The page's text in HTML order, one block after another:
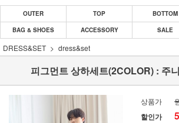
OUTER TOP BOTTOM
BAG & SHOES
ACCESSORY SALE
DRESS&SET dress&set
피그먼트 상하세트(2COLOR) : 주
상품가
할인가